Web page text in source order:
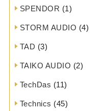
SPENDOR (1)
STORM AUDIO (4)
TAD (3)
TAIKO AUDIO (2)
TechDas (11)
Technics (45)